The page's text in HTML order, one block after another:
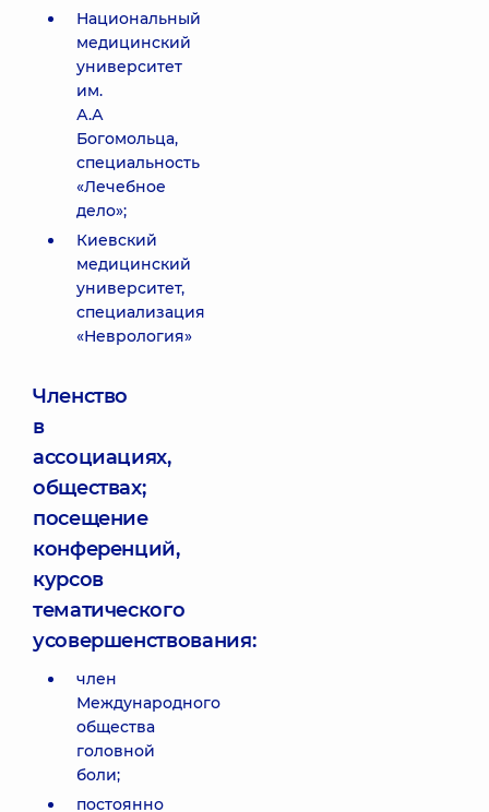
Национальный
медицинский
университет
им.
А.А
Богомольца,
специальность
«Лечебное
дело»;
Киевский
медицинский
университет,
специализация
«Неврология»
Членство
в
ассоциациях,
обществах;
посещение
конференций,
курсов
тематического
усовершенствования:
член
Международного
общества
головной
боли;
постоянно